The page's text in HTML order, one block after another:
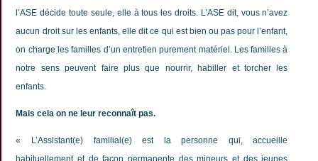
l’ASE décide toute seule, elle à tous les droits. L’ASE dit, vous n’avez
aucun droit sur les enfants, elle dit ce qui est bien ou pas pour l’enfant,
on charge les familles d’un entretien purement matériel. Les familles à
notre sens peuvent faire plus que nourrir, habiller et torcher les
enfants.
Mais cela on ne leur reconnaît pas.
« L’Assistant(e) familial(e) est la personne qui, accueille
habituellement et de façon permanente des mineurs et des jeunes